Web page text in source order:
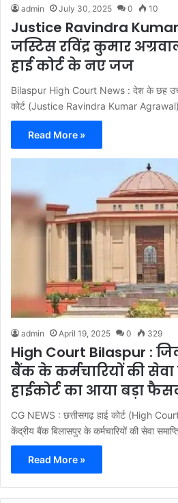
admin July 30, 2025 0 10
Justice Ravindra
जस्टिस रविंद्र कुमार
हाई कोर्ट के नए जज
Bilaspur High Court News : देश के छह उच्च
कोर्ट (Justice Ravindra Kumar Agrawal)
Read More »
admin April 19, 2025 0 329
High Court Bilaspur :
बैंक के कर्मचारियों की सेवा
हाईकोर्ट का आया बड़ा
CG NEWS : छत्तीसगढ़ हाई कोर्ट (High
केंद्रीय बैंक बिलासपुर के कर्मचारियों की सेवा
Read More »